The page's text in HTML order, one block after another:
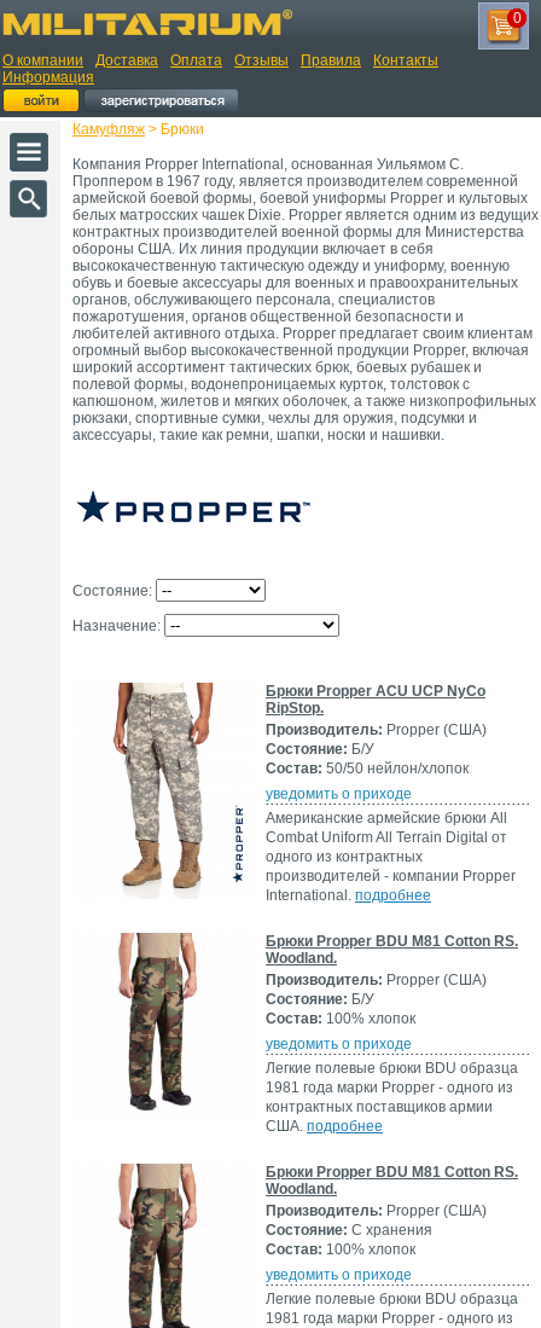
О компании Доставка Оплата Отзывы Правила
Контакты
Информация
0
Камуфляж > Брюки
Компания Propper International, основанная Уильямом С.
Проппером в 1967 году, является производителем современной
армейской боевой формы, боевой униформы Propper и культовых
белых матросских чашек Dixie. Propper является одним из ведущих
контрактных производителей военной формы для Министерства
обороны США. Их линия продукции включает в себя
высококачественную тактическую одежду и униформу, военную
обувь и боевые аксессуары для военных и правоохранительных
органов, обслуживающего персонала, специалистов
пожаротушения, органов общественной безопасности и
любителей активного отдыха. Propper предлагает своим клиентам
огромный выбор высококачественной продукции Propper, включая
широкий ассортимент тактических брюк, боевых рубашек и
полевой формы, водонепроницаемых курток, толстовок с
капюшоном, жилетов и мягких оболочек, а также низкопрофильных
рюкзаки, спортивные сумки, чехлы для оружия, подсумки и
аксессуары, такие как ремни, шапки, носки и нашивки.
Состояние:
Назначение:
Брюки Propper ACU UCP NyCo
RipStop.
Производитель: Propper (США)
Состояние: Б/У
Состав: 50/50 нейлон/хлопок
уведомить о приходе
Американские армейские брюки All
Combat Uniform All Terrain Digital от
одного из контрактных
производителей - компании Propper
International. подробнее
Брюки Propper BDU M81 Cotton RS.
Woodland.
Производитель: Propper (США)
Состояние: Б/У
Состав: 100% хлопок
уведомить о приходе
Легкие полевые брюки BDU образца
1981 года марки Propper - одного из
контрактных поставщиков армии
США. подробнее
Брюки Propper BDU M81 Cotton RS.
Woodland.
Производитель: Propper (США)
Состояние: С хранения
Состав: 100% хлопок
уведомить о приходе
Легкие полевые брюки BDU образца
1981 года марки Propper - одного из